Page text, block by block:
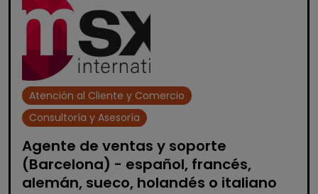
Atención al Cliente y Comercio
Consultoría y Asesoría
Agente de ventas y soporte
(Barcelona) - español, francés,
alemán, sueco, holandés o italiano